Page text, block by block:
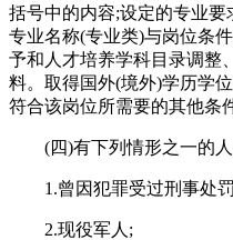
括号中的内容;设定的专业
专业名称(专业类)与岗位条
予和人才培养学科目录调整
料。取得国外(境外)学历学
符合该岗位所需要的其他条
(四)有下列情形之一的人
1.曾因犯罪受过刑事处罚
2.现役军人;